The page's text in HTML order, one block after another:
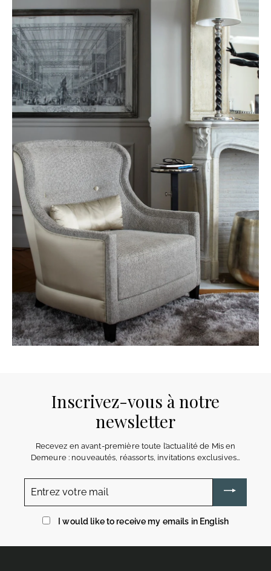
Inscrivez-vous à notre
newsletter
Recevez en avant-première toute l’actualité de Mis en
Demeure : nouveautés, réassorts, invitations exclusives…
I would like to receive my emails in English